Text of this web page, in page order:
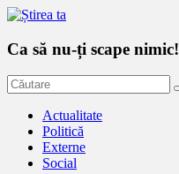
Ca să nu-ți scape nimic!
Actualitate
Politică
Externe
Social